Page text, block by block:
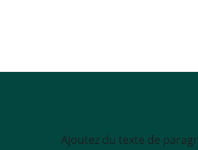
Ajoutez du texte de